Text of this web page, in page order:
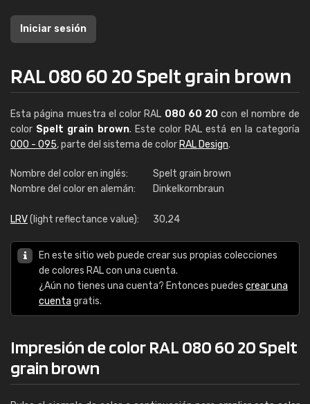
Iniciar sesión
RAL 080 60 20 Spelt grain brown
Esta página muestra el color RAL 080 60 20 con el nombre de
color Spelt grain brown. Este color RAL está en la categoría
000 - 095, parte del sistema de color RAL Design.
Nombre del color en inglés:
Spelt grain brown
Nombre del color en alemán:
Dinkelkornbraun
LRV(light reflectance value): 30,24
En este sitio web puede crear sus propias colecciones
de colores RAL con una cuenta.
¿Aún no tienes una cuenta? Entonces puedes crear una
cuenta gratis.
Impresión de color RAL 080 60 20 Spelt
grain brown